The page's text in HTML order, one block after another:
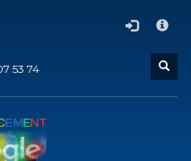
DE
53 74